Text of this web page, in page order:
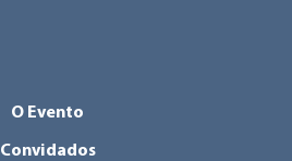
O Evento
Convidados